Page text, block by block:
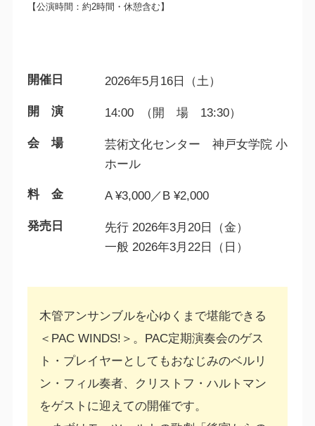
【公演時間：約2時間・休憩含む】
開催日 2026年5月16日（土）
開 演 14:00 （開 場 13:30）
会 場
芸術文化センター 神戸女学院 小
ホール
料 金 A ¥3,000／B ¥2,000
発売日
先行 2026年3月20日（金）
一般 2026年3月22日（日）
木管アンサンブルを心ゆくまで堪能できる
＜PAC WINDS!＞。PAC定期演奏会のゲス
ト・プレイヤーとしてもおなじみのベルリ
ン・フィル奏者、クリストフ・ハルトマン
をゲストに迎えての開催です。